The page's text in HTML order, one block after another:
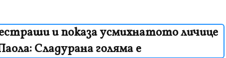
и показа усмихнатото личице
Сладурана голяма е